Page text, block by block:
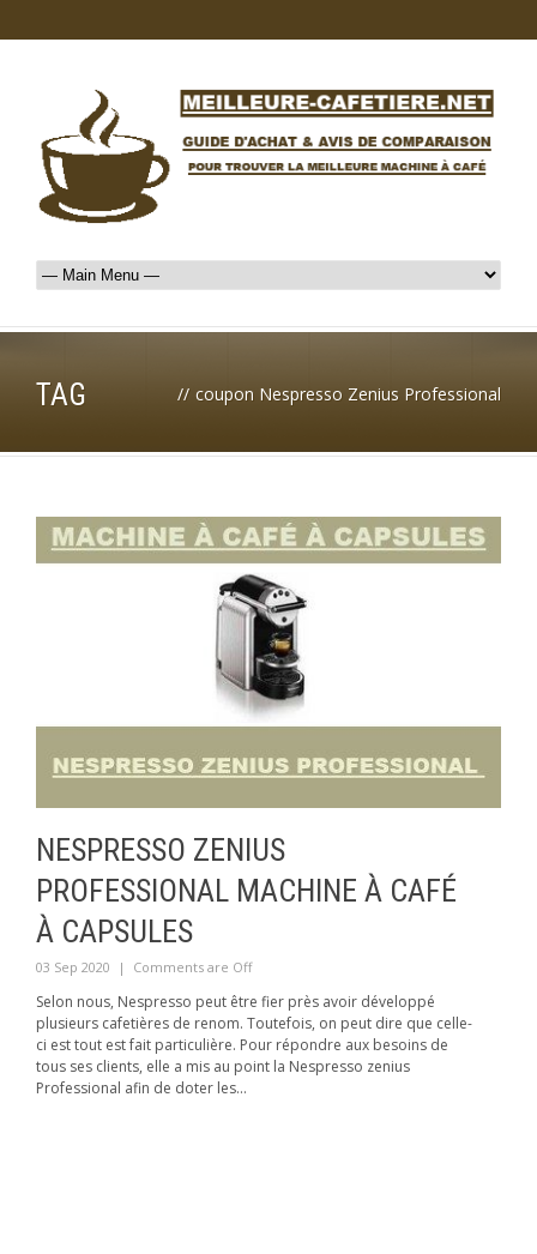
TAG // coupon Nespresso Zenius Professional
NESPRESSO ZENIUS
PROFESSIONAL MACHINE À CAFÉ
À CAPSULES
03 Sep 2020 | Comments are Off
Selon nous, Nespresso peut être fier près avoir développé
plusieurs cafetières de renom. Toutefois, on peut dire que celle-
ci est tout est fait particulière. Pour répondre aux besoins de
tous ses clients, elle a mis au point la Nespresso zenius
Professional afin de doter les...